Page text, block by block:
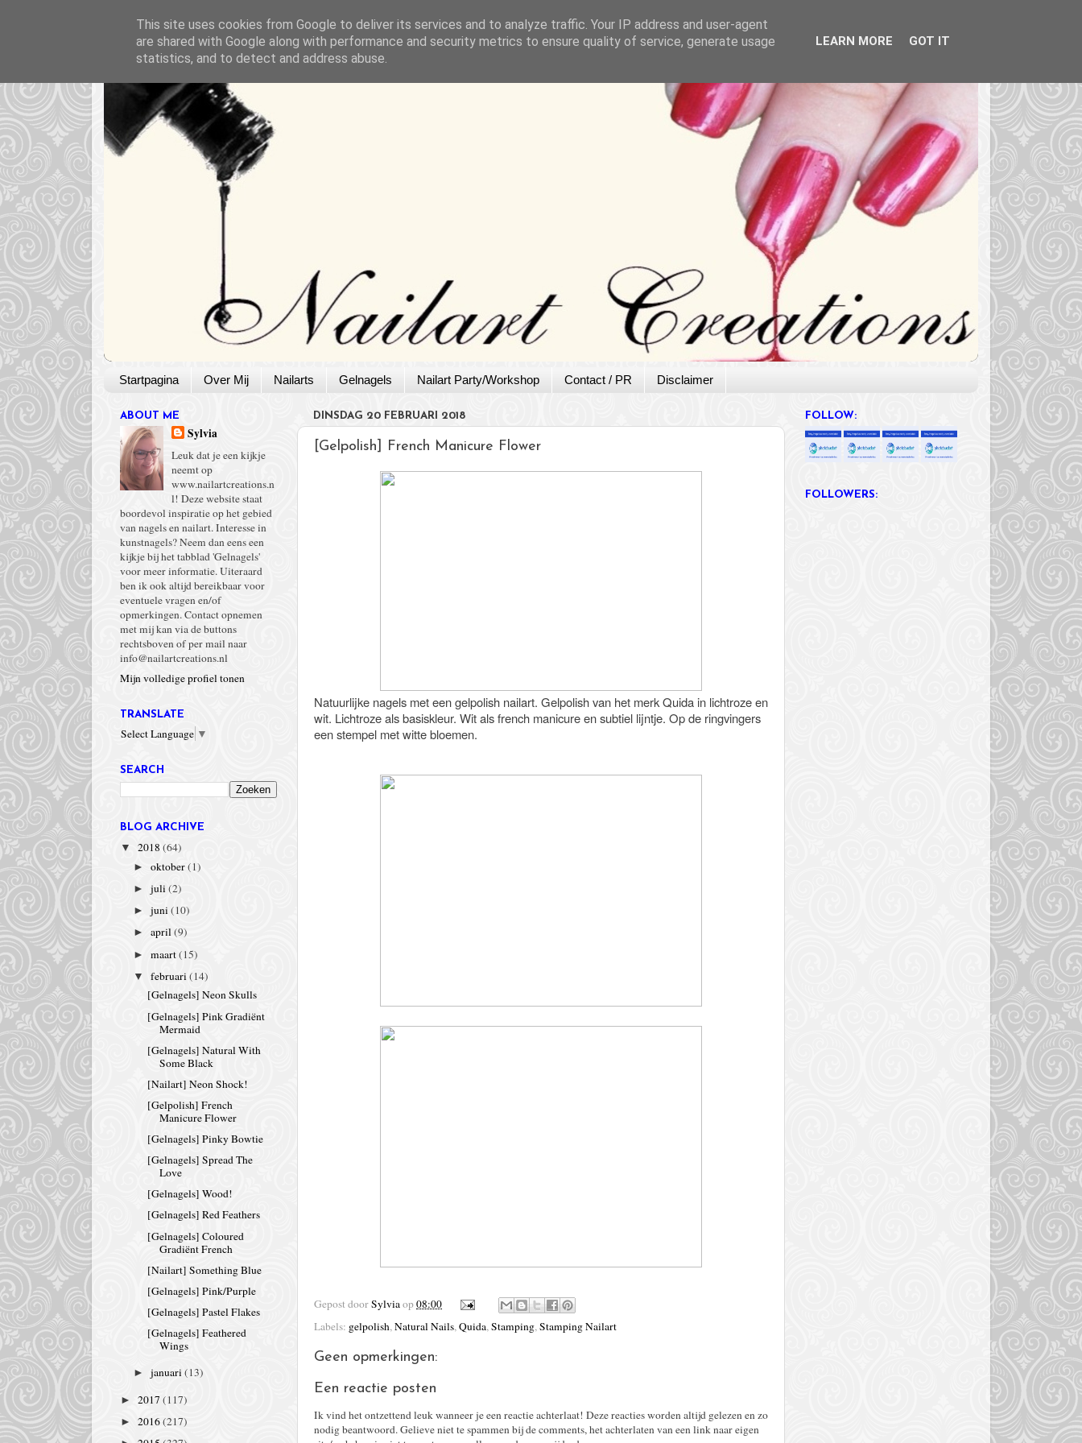
Startpagina Over Mij Nailarts Gelnagels Nailart Party/Workshop Contact / PR Disclaimer
DINSDAG 20 FEBRUARI 2018
[Gelpolish] French Manicure Flower
Natuurlijke nagels met een gelpolish nailart. Gelpolish van het merk Quida in lichtroze en
wit. Lichtroze als basiskleur. Wit als french manicure en subtiel lijntje. Op de ringvingers
een stempel met witte bloemen.
Gepost doorSylviaop08:00
Labels: gelpolish,Natural Nails,Quida,Stamping,Stamping Nailart
Geen opmerkingen:
Een reactie posten
Ik vind het ontzettend leuk wanneer je een reactie achterlaat! Deze reacties worden altijd gelezen en zo
nodig beantwoord. Gelieve niet te spammen bij de comments, het achterlaten van een link naar eigen
ABOUT ME
Sylvia
Leuk dat je een kijkje
neemt op
www.nailartcreations.n
l! Deze website staat
boordevol inspiratie op het gebied
van nagels en nailart. Interesse in
kunstnagels? Neem dan eens een
kijkje bij het tabblad 'Gelnagels'
voor meer informatie. Uiteraard
ben ik ook altijd bereikbaar voor
eventuele vragen en/of
opmerkingen. Contact opnemen
met mij kan via de buttons
rechtsboven of per mail naar
info@nailartcreations.nl
Mijn volledige profiel tonen
TRANSLATE
Select Language ▼
SEARCH
BLOG ARCHIVE
▼ 2018 (64)
►oktober(1)
►juli(2)
►juni(10)
►april(9)
►maart(15)
▼februari(14)
[Gelnagels] Neon Skulls
[Gelnagels] Pink Gradiënt
Mermaid
[Gelnagels] Natural With
Some Black
[Nailart] Neon Shock!
[Gelpolish] French
Manicure Flower
[Gelnagels] Pinky Bowtie
[Gelnagels] Spread The
Love
[Gelnagels] Wood!
[Gelnagels] Red Feathers
[Gelnagels] Coloured
Gradiënt French
[Nailart] Something Blue
[Gelnagels] Pink/Purple
[Gelnagels] Pastel Flakes
[Gelnagels] Feathered
Wings
►januari(13)
► 2017 (117)
► 2016(217)
FOLLOW:
FOLLOWERS:
This site uses cookies from Google to deliver its services and to analyze traffic. Your IP address and user-agent
are shared with Google along with performance and security metrics to ensure quality of service, generate usage
statistics, and to detect and address abuse.
LEARN MORE GOT IT